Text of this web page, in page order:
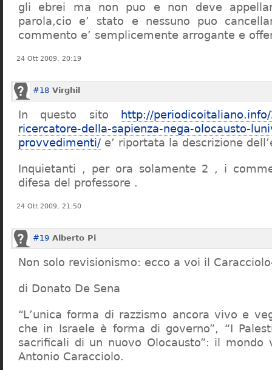
gli ebrei ma non puo e non deve
parola,cio e’ stato e nessuno puo
commento e’ semplicemente arrogante e
24 Ott 2009, 20:19
#18 Virghil
In questo sito
http://
ricercatore-della-sapienza-nega-olocausto-
provvedimenti/ e’ riportata la descrizione
Inquietanti , per ora solamente 2 , i
difesa del professore .
24 Ott 2009, 21:50
#19 Alberto Pi
Non solo revisionismo: ecco a voi il
di Donato De Sena
“L’unica forma di razzismo ancora vivo e
che in Israele è forma di governo”, “I
sacrificali di un nuovo Olocausto”: il mondo
Antonio Caracciolo.